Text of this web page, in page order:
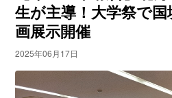
生が主導！大学祭で
画展示開催
2025年06月17日